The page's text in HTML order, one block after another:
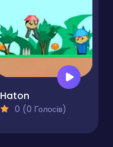
Haton
0 (0 Голосів)